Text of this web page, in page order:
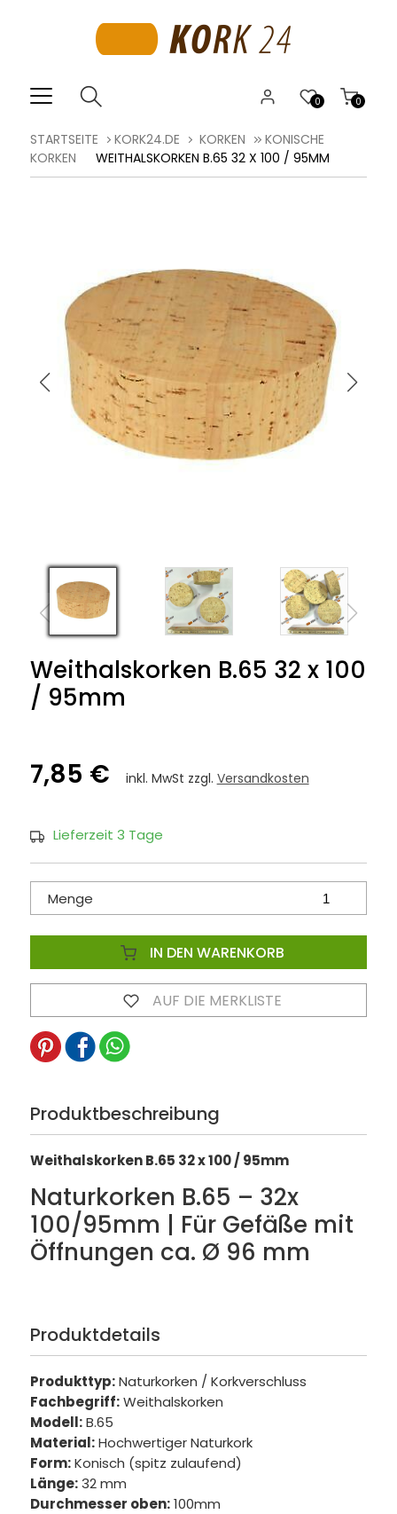
0
0
STARTSEITE KORK24.DE KORKEN
KONISCHE
KORKEN
WEITHALSKORKEN B.65 32 X 100 / 95MM
Weithalskorken B.65 32 x 100
/ 95mm
7,85 € inkl. MwSt zzgl. Versandkosten
Lieferzeit 3 Tage
Menge
IN DEN WARENKORB
AUF DIE MERKLISTE
Produktbeschreibung
Weithalskorken B.65 32 x 100 / 95mm
Naturkorken B.65 – 32x
100/95mm | Für Gefäße mit
Öffnungen ca. Ø 96 mm
Produktdetails
Produkttyp:Naturkorken / Korkverschluss
Fachbegriff:Weithalskorken
Modell:B.65
Material:Hochwertiger Naturkork
Form:Konisch (spitz zulaufend)
Länge:32 mm
Durchmesser oben:100mm